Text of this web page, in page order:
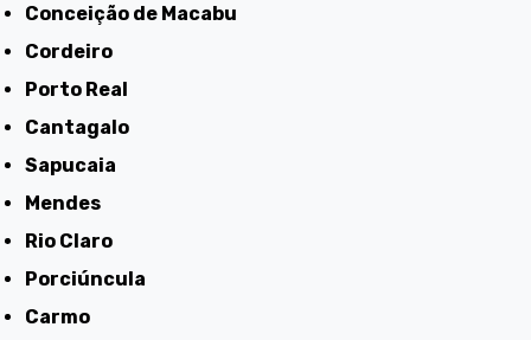
Conceição de Macabu
Cordeiro
Porto Real
Cantagalo
Sapucaia
Mendes
Rio Claro
Porciúncula
Carmo